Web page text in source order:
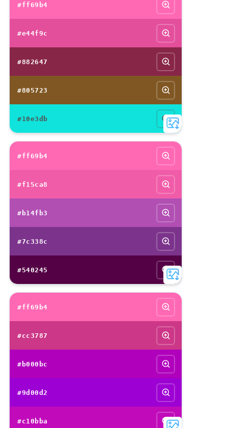
#ff69b4
#e44f9c
#882647
#805723
#10e3db
#ff69b4
#f15ca8
#b14fb3
#7c338c
#540245
#ff69b4
#cc3787
#b000bc
#9d00d2
#c10bba